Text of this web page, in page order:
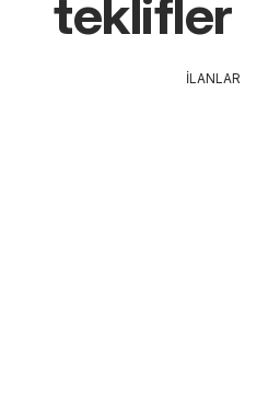
teklifler
İLANLAR